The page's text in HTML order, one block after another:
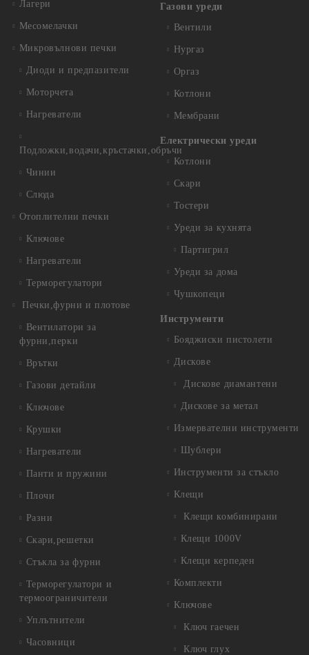
Лагери
Месомелачки
Микровълнови печки
Диоди и предпазители
Моторчета
Нагреватели
Подложки,водачи,кръстачки,обръчи
Чинии
Слюда
Отоплителни печки
Ключове
Нагреватели
Терморегулатори
Печки,фурни и плотове
Вентилатори за
фурни,перки
Врътки
Газови детайли
Ключове
Крушки
Нагреватели
Панти и пружини
Плочи
Разни
Скари,решетки
Стъкла за фурни
Терморегулатори и
термоограничители
Уплътнители
Часовници
Газови уреди
Вентили
Нургаз
Оргаз
Котлони
Мембрани
Електрически уреди
Котлони
Скари
Тостери
Уреди за кухнята
Партигрил
Уреди за дома
Чушкопеци
Инструменти
Бояджиски пистолети
Дискове
Дискове диамантени
Дискове за метал
Измервателни инструменти
Шублери
Инструменти за стъкло
Клещи
Клещи комбинирани
Клещи 1000V
Клещи керпеден
Комплекти
Ключове
Ключ гаечен
Ключ глух